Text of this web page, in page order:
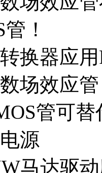
！
换器应
场效应
管可
源
马达驱